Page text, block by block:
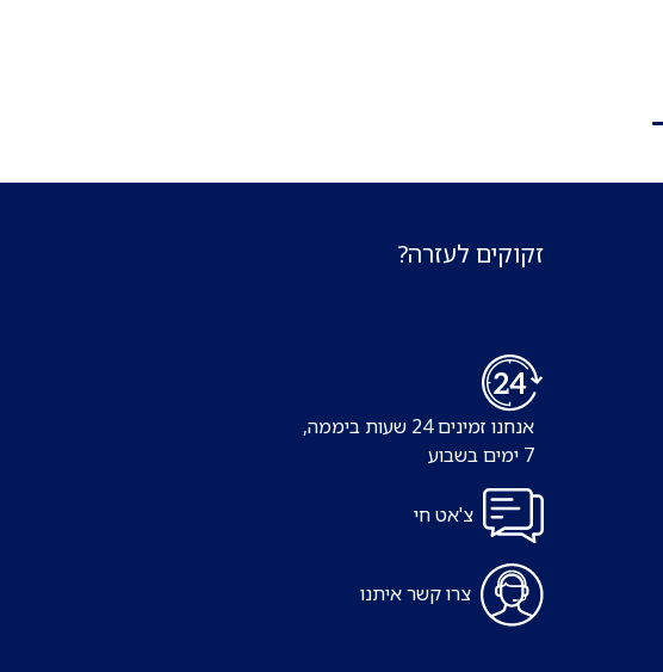
זקוקים לעזרה?
אנחנו זמינים 24 שעות ביממה,
7 ימים בשבוע
צ'אט חי
צרו קשר איתנו